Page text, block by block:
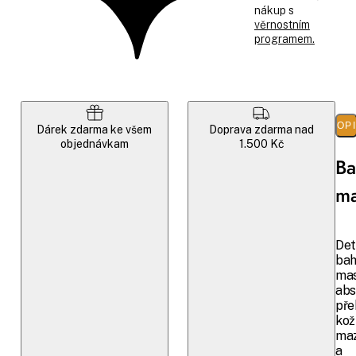
nákup s
věrnostním
programem.
Dárek zdarma ke všem
objednávkam
Doprava zdarma nad
1.500 Kč
a